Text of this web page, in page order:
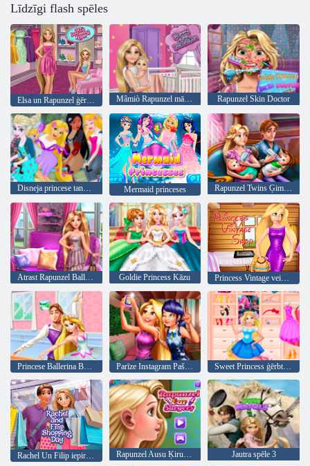
Līdzīgi flash spēles
Elsa un Rapunzel ģērbtuve Mâmiò Rapunzel mājas dekorēšanai Rapunzel Skin Doctor
Disneja princese tandēma Mermaid princeses Rapunzel Twins Ģimenes diena
Atrast Rapunzel Ball apģērbs Goldie Princess Kāzu Princess Vintage veikals
Princese Ballerina Bullet Rush Parīze Instagram Pašbildes Sweet Princess ģērbtuve
Rapunzel Ausu Ķirurģija Jautra spēle 3